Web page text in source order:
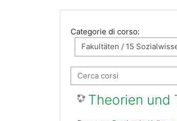
Categorie di corso:
Cerca corsi
Theorien und